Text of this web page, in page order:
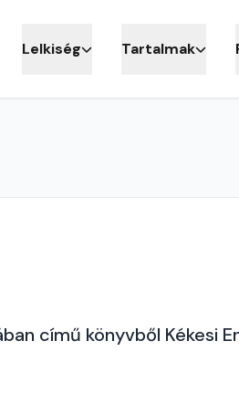
Lelkiség Tartalmak
című könyvből Kékesi